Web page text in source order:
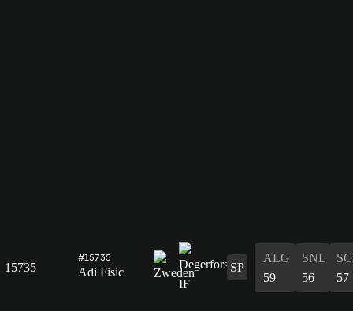
15735
#15735
Adi Fisic SP
ALG
59
SNL
56
57